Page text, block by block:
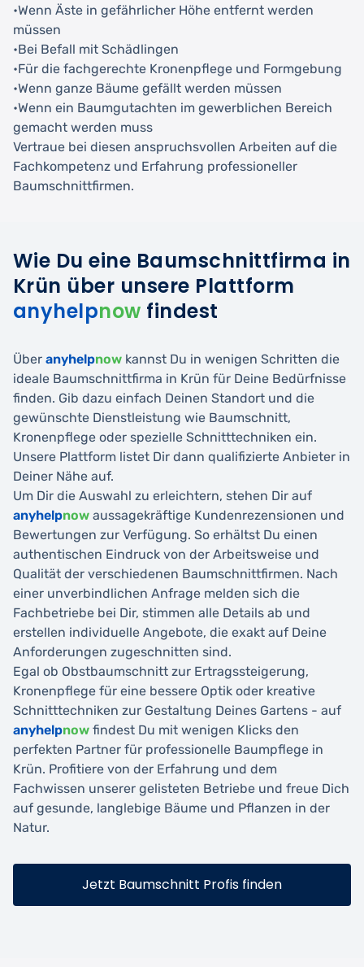
•Wenn Äste in gefährlicher Höhe entfernt werden
müssen
•Bei Befall mit Schädlingen
•Für die fachgerechte Kronenpflege und Formgebung
•Wenn ganze Bäume gefällt werden müssen
•Wenn ein Baumgutachten im gewerblichen Bereich
gemacht werden muss
Vertraue bei diesen anspruchsvollen Arbeiten auf die
Fachkompetenz und Erfahrung professioneller
Baumschnittfirmen.
Wie Du eine Baumschnittfirma in
Krün über unsere Plattform
anyhelpnow findest
Über anyhelpnow kannst Du in wenigen Schritten die
ideale Baumschnittfirma in Krün für Deine Bedürfnisse
finden. Gib dazu einfach Deinen Standort und die
gewünschte Dienstleistung wie Baumschnitt,
Kronenpflege oder spezielle Schnitttechniken ein.
Unsere Plattform listet Dir dann qualifizierte Anbieter in
Deiner Nähe auf.
Um Dir die Auswahl zu erleichtern, stehen Dir auf
anyhelpnow aussagekräftige Kundenrezensionen und
Bewertungen zur Verfügung. So erhältst Du einen
authentischen Eindruck von der Arbeitsweise und
Qualität der verschiedenen Baumschnittfirmen. Nach
einer unverbindlichen Anfrage melden sich die
Fachbetriebe bei Dir, stimmen alle Details ab und
erstellen individuelle Angebote, die exakt auf Deine
Anforderungen zugeschnitten sind.
Egal ob Obstbaumschnitt zur Ertragssteigerung,
Kronenpflege für eine bessere Optik oder kreative
Schnitttechniken zur Gestaltung Deines Gartens - auf
anyhelpnow findest Du mit wenigen Klicks den
perfekten Partner für professionelle Baumpflege in
Krün. Profitiere von der Erfahrung und dem
Fachwissen unserer gelisteten Betriebe und freue Dich
auf gesunde, langlebige Bäume und Pflanzen in der
Natur.
Jetzt Baumschnitt Profis finden